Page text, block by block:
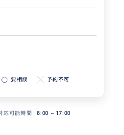
要相談 予約不可
応可能時間 8:00 ~ 17:00